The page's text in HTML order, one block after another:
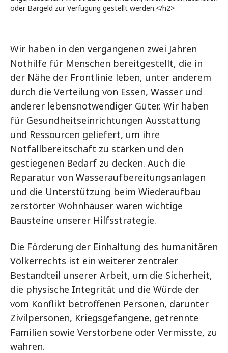
oder Bargeld zur Verfügung gestellt werden.</h2>
Wir haben in den vergangenen zwei Jahren
Nothilfe für Menschen bereitgestellt, die in
der Nähe der Frontlinie leben, unter anderem
durch die Verteilung von Essen, Wasser und
anderer lebensnotwendiger Güter. Wir haben
für Gesundheitseinrichtungen Ausstattung
und Ressourcen geliefert, um ihre
Notfallbereitschaft zu stärken und den
gestiegenen Bedarf zu decken. Auch die
Reparatur von Wasseraufbereitungsanlagen
und die Unterstützung beim Wiederaufbau
zerstörter Wohnhäuser waren wichtige
Bausteine unserer Hilfsstrategie.
Die Förderung der Einhaltung des humanitären
Völkerrechts ist ein weiterer zentraler
Bestandteil unserer Arbeit, um die Sicherheit,
die physische Integrität und die Würde der
vom Konflikt betroffenen Personen, darunter
Zivilpersonen, Kriegsgefangene, getrennte
Familien sowie Verstorbene oder Vermisste, zu
wahren.